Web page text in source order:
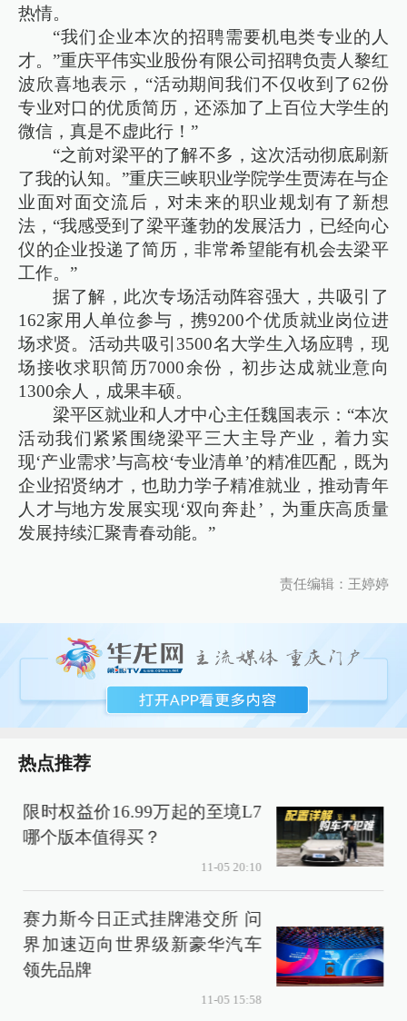
热情。
“我们企业本次的招聘需要机电类专业的人
才。”重庆平伟实业股份有限公司招聘负责人黎红
波欣喜地表示，“活动期间我们不仅收到了62份
专业对口的优质简历，还添加了上百位大学生的
微信，真是不虚此行！”
“之前对梁平的了解不多，这次活动彻底刷新
了我的认知。”重庆三峡职业学院学生贾涛在与企
业面对面交流后，对未来的职业规划有了新想
法，“我感受到了梁平蓬勃的发展活力，已经向心
仪的企业投递了简历，非常希望能有机会去梁平
工作。”
据了解，此次专场活动阵容强大，共吸引了
162家用人单位参与，携9200个优质就业岗位进
场求贤。活动共吸引3500名大学生入场应聘，现
场接收求职简历7000余份，初步达成就业意向
1300余人，成果丰硕。
梁平区就业和人才中心主任魏国表示：“本次
活动我们紧紧围绕梁平三大主导产业，着力实
现‘产业需求’与高校‘专业清单’的精准匹配，既为
企业招贤纳才，也助力学子精准就业，推动青年
人才与地方发展实现‘双向奔赴’，为重庆高质量
发展持续汇聚青春动能。”
责任编辑：王婷婷
热点推荐
限时权益价16.99万起的至境L7
哪个版本值得买？
11-05 20:10
赛力斯今日正式挂牌港交所 问
界加速迈向世界级新豪华汽车
领先品牌
11-05 15:58